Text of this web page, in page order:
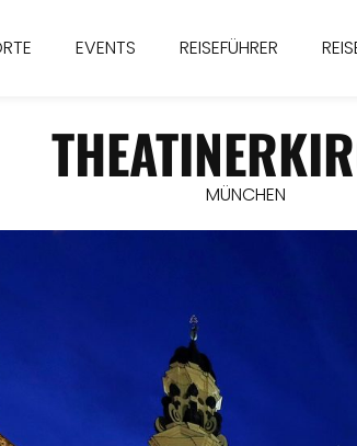
EVENTS REISEFÜHRER
MÜNCHEN